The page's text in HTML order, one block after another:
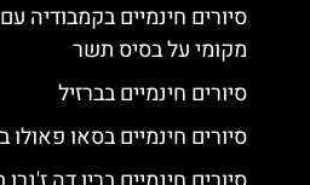
סיורים חינמיים בקמבודיה
מקומי על בסיס תשר
סיורים חינמיים בברזיל
סיורים חינמיים בסאו פאולו